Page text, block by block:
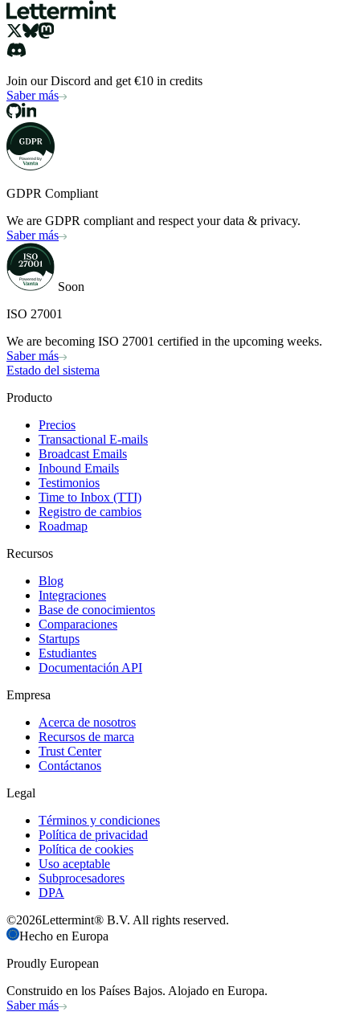
Join our Discord and get €10 in credits
Saber más
GDPR Compliant
We are GDPR compliant and respect your data & privacy.
Saber más
Soon
ISO 27001
We are becoming ISO 27001 certified in the upcoming weeks.
Saber más
Estado del sistema
Producto
Precios
Transactional E-mails
Broadcast Emails
Inbound Emails
Testimonios
Time to Inbox (TTI)
Registro de cambios
Roadmap
Recursos
Blog
Integraciones
Base de conocimientos
Comparaciones
Startups
Estudiantes
Documentación API
Empresa
Acerca de nosotros
Recursos de marca
Trust Center
Contáctanos
Legal
Términos y condiciones
Política de privacidad
Política de cookies
Uso aceptable
Subprocesadores
DPA
©2026Lettermint® B.V. All rights reserved.
Hecho en Europa
Proudly European
Construido en los Países Bajos. Alojado en Europa.
Saber más